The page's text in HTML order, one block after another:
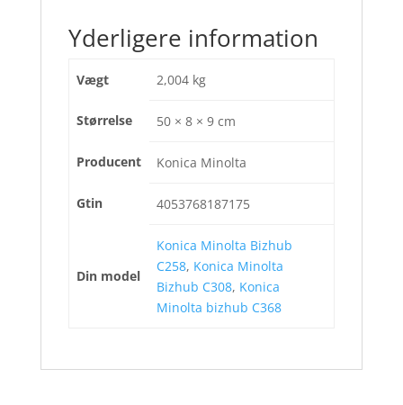
Yderligere information
Vægt 2,004 kg
Størrelse 50 × 8 × 9 cm
Producent Konica Minolta
Gtin 4053768187175
Din model
Konica Minolta Bizhub
C258, Konica Minolta
Bizhub C308, Konica
Minolta bizhub C368